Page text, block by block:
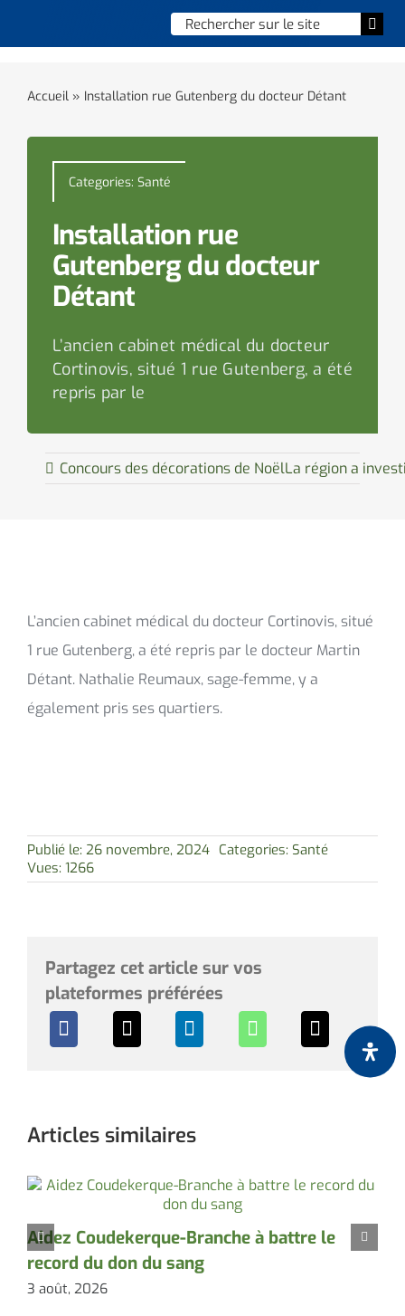
Chercher
:
Vie quotidienne
Enfance, jeunesse & sports
Culture et loisirs
Contacter le maire
Accueil» Installation rue Gutenberg du docteur Détant
Categories: Santé
Installation rue
Gutenberg du docteur
Détant
L’ancien cabinet médical du docteur
Cortinovis, situé 1 rue Gutenberg, a été
repris par le
Concours des décorations de NoëlLa région a
L’ancien cabinet médical du docteur Cortinovis, situé
1 rue Gutenberg, a été repris par le docteur Martin
Détant. Nathalie Reumaux, sage-femme, y a
également pris ses quartiers.
Publié le: 26 novembre, 2024 Categories: Santé
Vues: 1266
Partagez cet article sur vos
plateformes préférées
Articles similaires
Aidez Coudekerque-Branche à battre le
record du don du sang
3 août, 2026